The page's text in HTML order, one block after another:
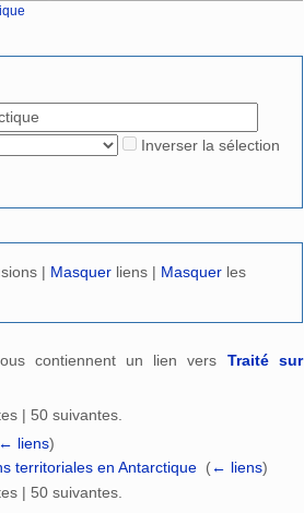
Inverser la sélection
| Masquer liens | Masquer les
contiennent un lien vers Traité sur
| 50 suivantes.
liens)
territoriales en Antarctique‎ (← liens)
| 50 suivantes.